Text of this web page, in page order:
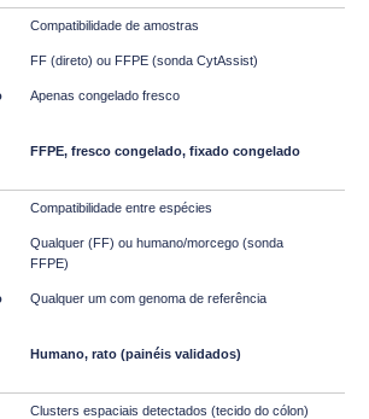
Compatibilidade de amostras
FF (direto) ou FFPE (sonda CytAssist)
Apenas congelado fresco
FFPE, fresco congelado, fixado congelado
Compatibilidade entre espécies
Qualquer (FF) ou humano/morcego (sonda
FFPE)
Qualquer um com genoma de referência
Humano, rato (painéis validados)
Clusters espaciais detectados (tecido do cólon)